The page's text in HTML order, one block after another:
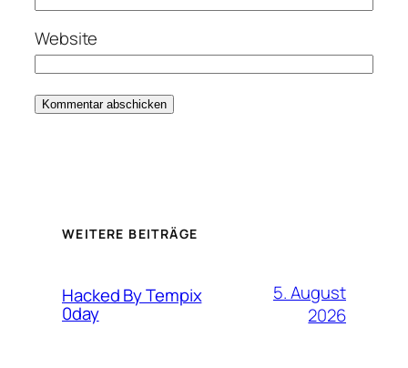
Website
WEITERE BEITRÄGE
Hacked By Tempix
0day
5. August
2026